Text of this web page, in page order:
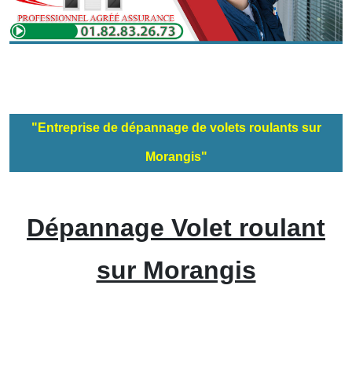
"Entreprise de dépannage de volets roulants sur
Morangis"
Dépannage Volet roulant
sur Morangis